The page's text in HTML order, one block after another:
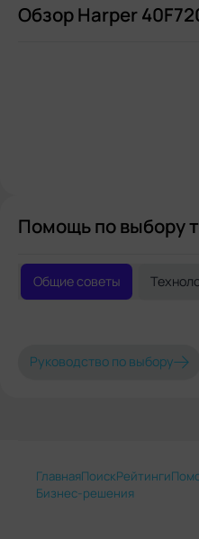
Обзор Harper
Помощь по выбору
Общие советы
Руководство по выбору
ГлавнаяПоискРейтинги
Бизнес-решения